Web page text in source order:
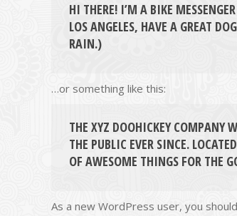
HI THERE! I’M A BIKE
LOS ANGELES, HAVE A GREAT
RAIN.)
…or something like this:
THE XYZ DOOHICKEY COMPANY
THE PUBLIC EVER SINCE.
OF AWESOME THINGS FOR THE
As a new WordPress user, you